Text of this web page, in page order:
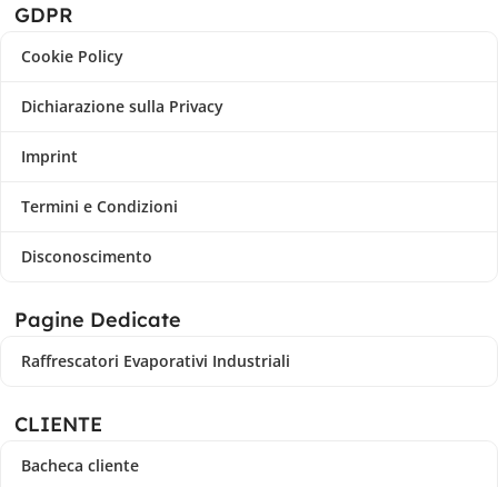
GDPR
Cookie Policy
Dichiarazione sulla Privacy
Imprint
Termini e Condizioni
Disconoscimento
Pagine Dedicate
Raffrescatori Evaporativi Industriali
CLIENTE
Bacheca cliente